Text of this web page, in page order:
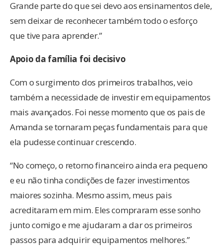
Grande parte do que sei devo aos ensinamentos dele,
sem deixar de reconhecer também todo o esforço
que tive para aprender.”
Apoio da família foi decisivo
Com o surgimento dos primeiros trabalhos, veio
também a necessidade de investir em equipamentos
mais avançados. Foi nesse momento que os pais de
Amanda se tornaram peças fundamentais para que
ela pudesse continuar crescendo.
“No começo, o retorno financeiro ainda era pequeno
e eu não tinha condições de fazer investimentos
maiores sozinha. Mesmo assim, meus pais
acreditaram em mim. Eles compraram esse sonho
junto comigo e me ajudaram a dar os primeiros
passos para adquirir equipamentos melhores.”